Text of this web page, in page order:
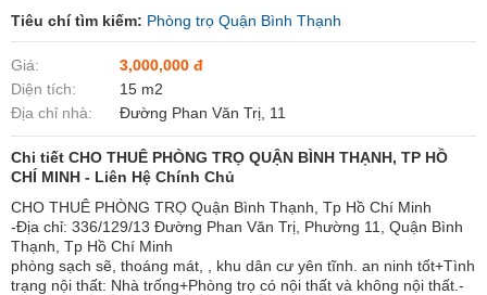
Tiêu chí tìm kiếm: Phòng trọ Quận Bình Thạnh
Giá:
3,000,000 đ
Diện tích:
15 m2
Địa chỉ nhà:
Đường Phan Văn Trị, 11
Chi tiết CHO THUÊ PHÒNG TRỌ QUẬN BÌNH THẠNH, TP HỒ
CHÍ MINH - Liên Hệ Chính Chủ
CHO THUÊ PHÒNG TRỌ Quận Bình Thạnh, Tp Hồ Chí Minh
-Địa chỉ: 336/129/13 Đường Phan Văn Trị, Phường 11, Quận Bình
Thạnh, Tp Hồ Chí Minh
phòng sạch sẽ, thoáng mát, , khu dân cư yên tĩnh. an ninh tốt+Tình
trạng nội thất: Nhà trống+Phòng trọ có nội thất và không nội thất.-